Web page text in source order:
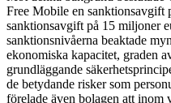
Free Mobile en sanktionsavgift
sanktionsavgift på 15 miljoner
sanktionsnivåerna beaktade
ekonomiska kapacitet, graden
grundläggande
de betydande risker som
förelade även bolagen att inom